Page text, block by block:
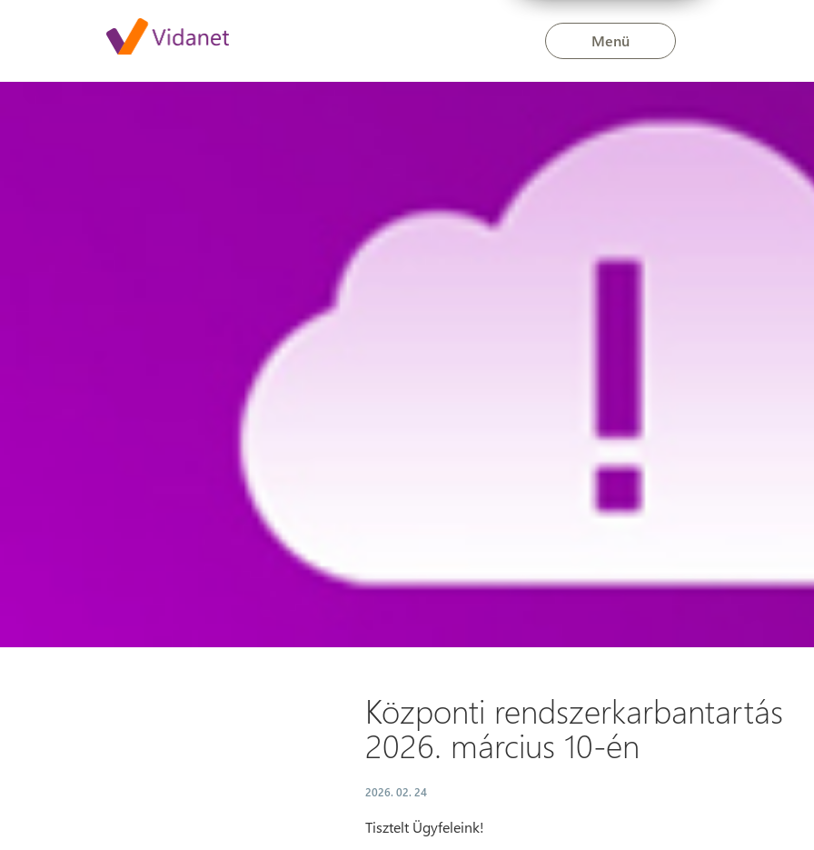
Menü
Központi rendszerkarbantartás 2026. március 10-én
Központi rendszerkarbantartás
2026. március 10-én
2026. 02. 24
Tisztelt Ügyfeleink!